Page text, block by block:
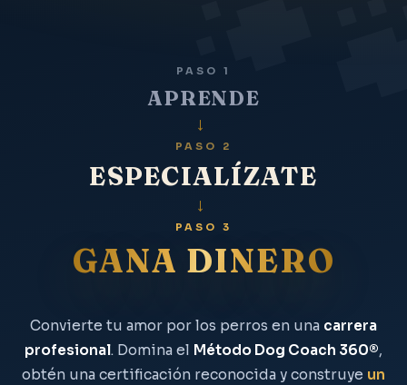
PASO 1
APRENDE
→
PASO 2
ESPECIALÍZATE
→
PASO 3
GANA DINERO
Convierte tu amor por los perros en una carrera
profesional. Domina el Método Dog Coach 360®,
obtén una certificación reconocida y construye un